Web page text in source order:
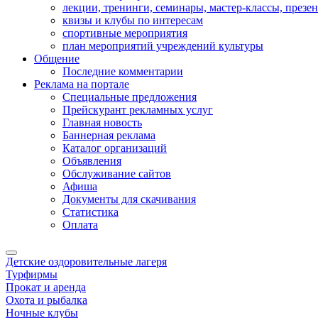
лекции, тренинги, семинары, мастер-классы,
квизы и клубы по интересам
спортивные мероприятия
план мероприятий учреждений культуры
Общение
Последние комментарии
Реклама на портале
Специальные предложения
Прейскурант рекламных услуг
Главная новость
Баннерная реклама
Каталог организаций
Объявления
Обслуживание сайтов
Афиша
Документы для скачивания
Статистика
Оплата
Детские оздоровительные лагеря
Турфирмы
Прокат и аренда
Охота и рыбалка
Ночные клубы